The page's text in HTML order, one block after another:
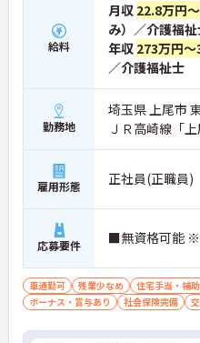
給料
月収 22.8万円
み）／介護福
年収 273万円
／介護福祉士
勤務地
埼玉県 上尾市
ＪＲ高崎線「
雇用形態 正社員(正職員)
応募要件 ■無資格可能 ※
車通勤可 残業少なめ 住宅手当・補助
ボーナス・賞与あり
社会保険完備